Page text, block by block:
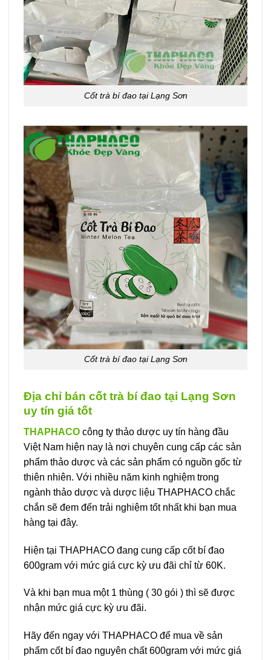
Cốt trà bí đao tại Lạng Sơn
Cốt trà bí đao tại Lạng Sơn
Địa chỉ bán cốt trà bí đao tại Lạng Sơn
uy tín giá tốt
THAPHACO công ty thảo dược uy tín hàng đầu
Việt Nam hiện nay là nơi chuyên cung cấp các sản
phẩm thảo dược và các sản phẩm có nguồn gốc từ
thiên nhiên. Với nhiều năm kinh nghiệm trong
ngành thảo dược và dược liệu THAPHACO chắc
chắn sẽ đem đến trải nghiệm tốt nhất khi bạn mua
hàng tại đây.
Hiện tại THAPHACO đang cung cấp cốt bí đao
600gram với mức giá cực kỳ ưu đãi chỉ từ 60K.
Và khi bạn mua một 1 thùng ( 30 gói ) thì sẽ được
nhận mức giá cực kỳ ưu đãi.
Hãy đến ngay với THAPHACO để mua về sản
phẩm cốt bí đao nguyên chất 600gram với mức giá